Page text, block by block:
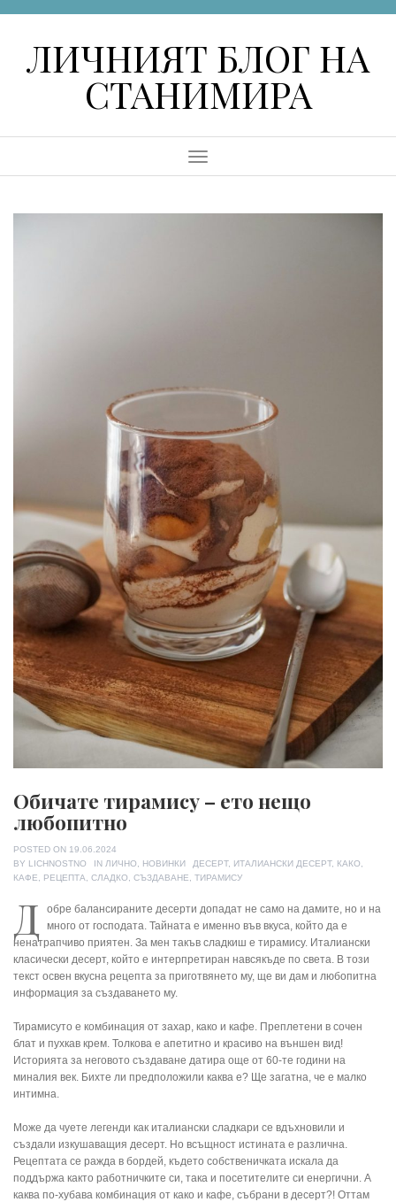
ЛИЧНИЯТ БЛОГ НА
СТАНИМИРА
Menu
Обичате тирамису – ето нещо
любопитно
POSTED ON 19.06.2024
BY LICHNOSTNO IN ЛИЧНО, НОВИНКИ TAGS
ДЕСЕРТ, ИТАЛИАНСКИ ДЕСЕРТ, КАКО,
КАФЕ, РЕЦЕПТА, СЛАДКО, СЪЗДАВАНЕ, ТИРАМИСУ
Д
обре балансираните десерти допадат не само на дамите, но и на
много от господата. Тайната е именно във вкуса, който да е
ненатрапчиво приятен. За мен такъв сладкиш е тирамису. Италиански
класически десерт, който е интерпретиран навсякъде по света. В този
текст освен вкусна рецепта за приготвянето му, ще ви дам и любопитна
информация за създаването му.
Тирамисуто е комбинация от захар, како и кафе. Преплетени в сочен
блат и пухкав крем. Толкова е апетитно и красиво на външен вид!
Историята за неговото създаване датира още от 60-те години на
миналия век. Бихте ли предположили каква е? Ще загатна, че е малко
интимна.
Може да чуете легенди как италиански сладкари се вдъхновили и
създали изкушаващия десерт. Но всъщност истината е различна.
Рецептата се ражда в бордей, където собственичката искала да
поддържа както работничките си, така и посетителите си енергични. А
каква по-хубава комбинация от како и кафе, събрани в десерт?! Оттам